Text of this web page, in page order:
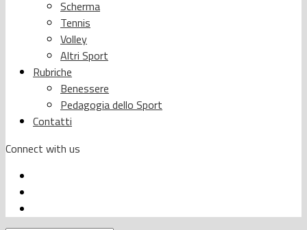
Scherma
Tennis
Volley
Altri Sport
Rubriche
Benessere
Pedagogia dello Sport
Contatti
Connect with us